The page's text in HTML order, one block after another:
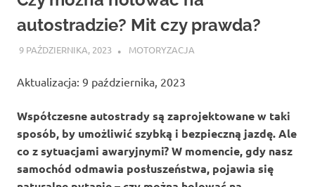
autostradzie? Mit czy prawda?
9 PAŹDZIERNIKA, 2023 ATROX
MOTORYZACJA
Aktualizacja: 9 października, 2023
Współczesne autostrady są zaprojektowane w taki
sposób, by umożliwić szybką i bezpieczną jazdę. Ale
co z sytuacjami awaryjnymi? W momencie, gdy nasz
samochód odmawia posłuszeństwa, pojawia się